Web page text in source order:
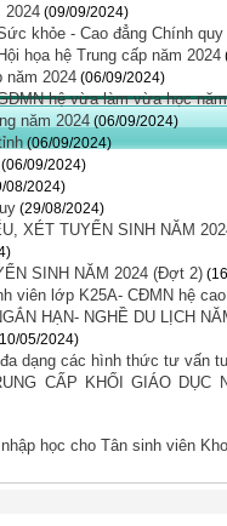
2024 (09/09/2024)
khỏe - Cao đẳng Chính quy
họa hệ Trung cấp năm 2024
năm 2024 (06/09/2024)
hệ vừa làm vừa học
năm 2024 (06/09/2024)
(06/09/2024)
(06/09/2024)
08/2024)
(29/08/2024)
XÉT TUYỂN SINH NĂM
SINH NĂM 2024 (Đợt 2)
viên lớp K25A- CĐMN hệ
HẠN- NGHỀ DU LỊCH
05/2024)
dạng các hình thức tư vấn
CẤP KHỐI GIÁO DỤC
học cho Tân sinh viên